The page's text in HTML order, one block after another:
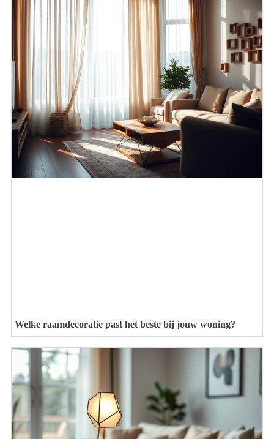
Welke raamdecoratie past het beste bij jouw woning?